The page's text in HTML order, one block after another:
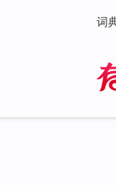
词